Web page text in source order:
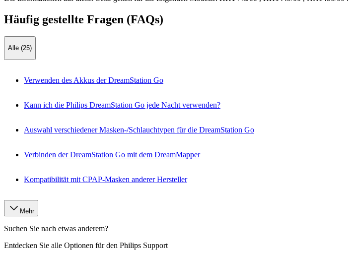
Häufig gestellte Fragen (FAQs)
Alle (25)
Verwenden des Akkus der DreamStation Go
Kann ich die Philips DreamStation Go jede Nacht verwenden?
Auswahl verschiedener Masken-/Schlauchtypen für die DreamStation Go
Verbinden der DreamStation Go mit dem DreamMapper
Kompatibilität mit CPAP-Masken anderer Hersteller
Mehr
Suchen Sie nach etwas anderem?
Entdecken Sie alle Optionen für den Philips Support